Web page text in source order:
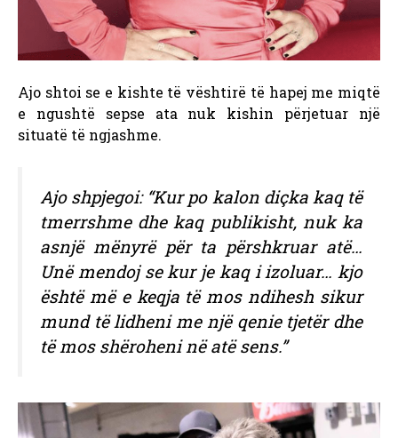
Ajo shtoi se e kishte të vështirë të hapej me miqtë
e ngushtë sepse ata nuk kishin përjetuar një
situatë të ngjashme.
Ajo shpjegoi: “Kur po kalon diçka kaq të
tmerrshme dhe kaq publikisht, nuk ka
asnjë mënyrë për ta përshkruar atë…
Unë mendoj se kur je kaq i izoluar… kjo
është më e keqja të mos ndihesh sikur
mund të lidheni me një qenie tjetër dhe
të mos shëroheni në atë sens.”